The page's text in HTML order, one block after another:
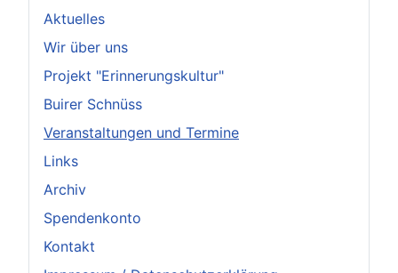
Aktuelles
Wir über uns
Projekt "Erinnerungskultur"
Buirer Schnüss
Veranstaltungen und Termine
Links
Archiv
Spendenkonto
Kontakt